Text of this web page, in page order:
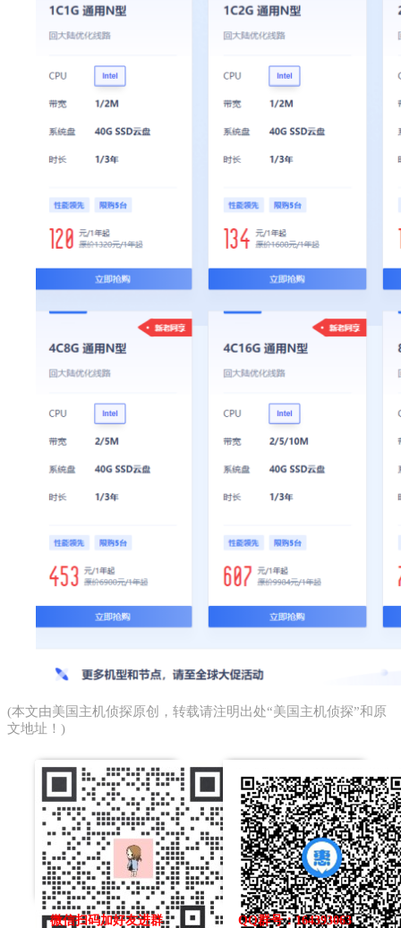
(本文由美国主机侦探原创，转载请注明出处“美国主机侦探”和原
文地址！)
微信扫码加好友进群 QQ群号：164393063